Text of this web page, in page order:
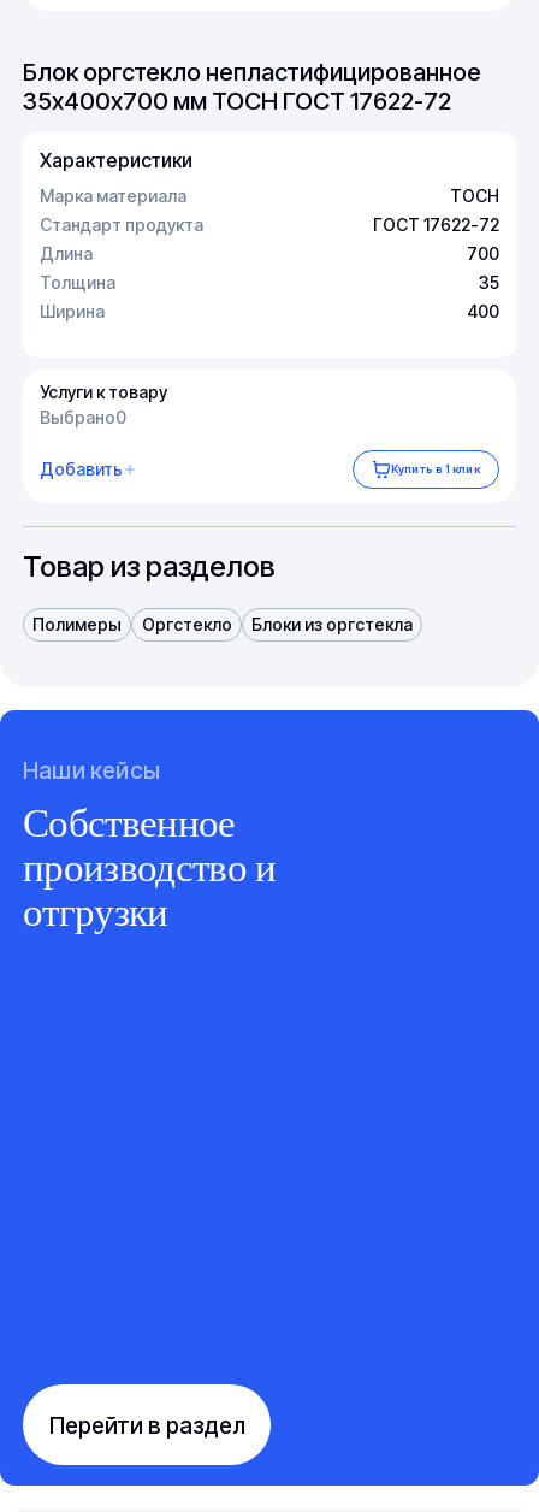
Блок оргстекло непластифицированное
35х400х700 мм ТОСН ГОСТ 17622-72
Характеристики
Марка материала
ТОСН
Стандарт продукта
ГОСТ 17622-72
Длина
700
Толщина
35
Ширина
400
Услуги к товару
Выбрано0
Добавить Купить в 1 клик
Товар из разделов
Полимеры Оргстекло Блоки из оргстекла
Наши кейсы
Собственное
производство и
отгрузки
Перейти в раздел